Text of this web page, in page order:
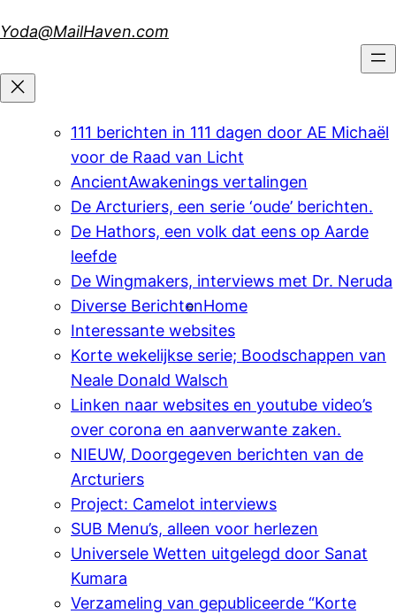
to
Yoda@MailHaven.com
111 berichten in 111 dagen door AE Michaël
voor de Raad van Licht
AncientAwakenings vertalingen
De Arcturiers, een serie ‘oude’ berichten.
De Hathors, een volk dat eens op Aarde
leefde
De Wingmakers, interviews met Dr. Neruda
Diverse BerichtenHome
Interessante websites
Korte wekelijkse serie; Boodschappen van
Neale Donald Walsch
Linken naar websites en youtube video’s
over corona en aanverwante zaken.
NIEUW, Doorgegeven berichten van de
Arcturiers
Project: Camelot interviews
SUB Menu’s, alleen voor herlezen
Universele Wetten uitgelegd door Sanat
Kumara
Verzameling van gepubliceerde “Korte